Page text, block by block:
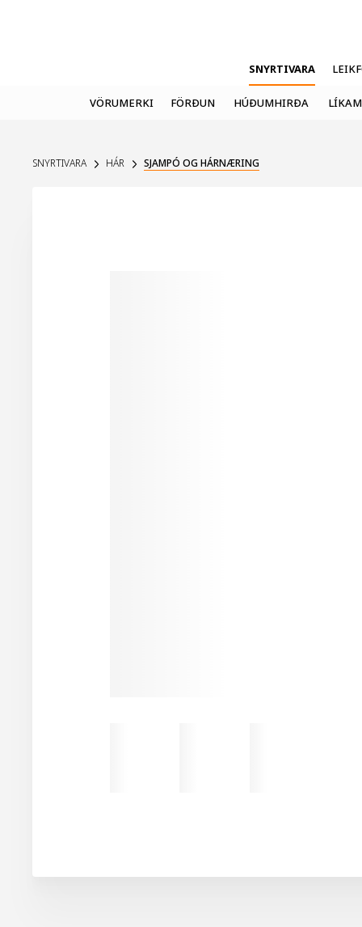
SNYRTIVARA
VÖRUMERKI FÖRÐUN HÚÐUMHIRÐA
SNYRTIVARA HÁR SJAMPÓ OG HÁRNÆRING